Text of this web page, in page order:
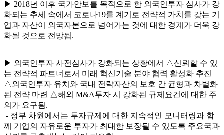
▶ 2018년 이후 국가안보를 목적으로 한 외국인투자 심사가 강
화되는 추세 속에서 코로나19를 계기로 전략적 가치를 갖는 기
업과 자산이 외국자본으로 넘어가는 것에 대한 경계가 더욱 강
화될 것으로 전망됨.
▶ 외국인투자 사전심사가 강화되는 상황에서 △신뢰할 수 있
는 전략적 파트너로서 미래 혁신기술 분야 협력 활성화 추진
△외국인투자 유치와 국내 전략자산의 보호 간 균형과 차별화
된 전략 마련 △해외 M&A투자 시 강화된 규제요건에 대한 주
의가 요구됨.
- 정부 차원에서는 투자규제에 대한 지속적인 모니터링과 함
께 기업의 자유로운 투자가 최대한 보장될 수 있도록 주요국과